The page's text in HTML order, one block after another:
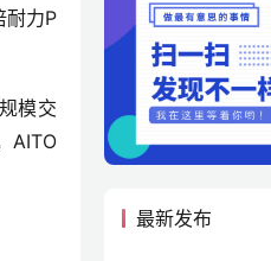
耐力P
模交
AITO
最新发布